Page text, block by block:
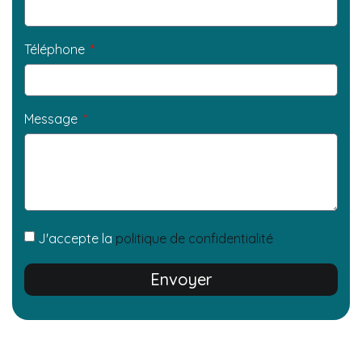
Téléphone
Message
J'accepte la politique de confidentialité
Envoyer